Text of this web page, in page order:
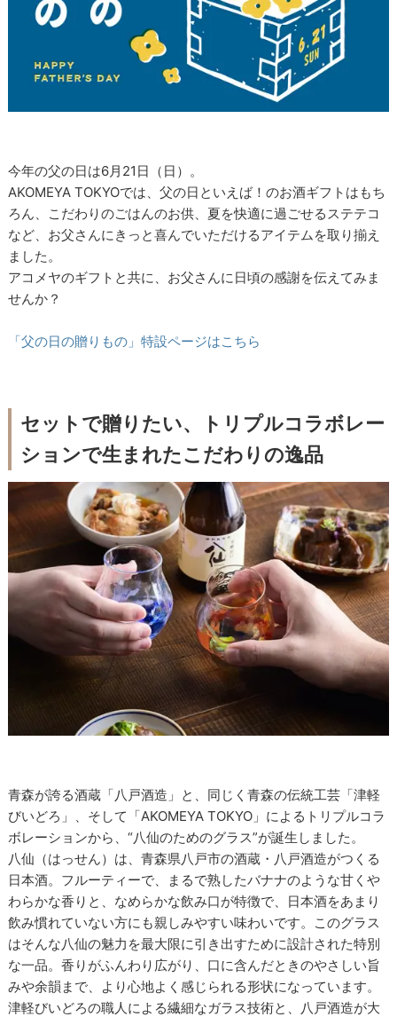
今年の父の日は6月21日（日）。
AKOMEYA TOKYOでは、父の日といえば！のお酒ギフトはもち
ろん、こだわりのごはんのお供、夏を快適に過ごせるステテコ
など、お父さんにきっと喜んでいただけるアイテムを取り揃え
ました。
アコメヤのギフトと共に、お父さんに日頃の感謝を伝えてみま
せんか？
「父の日の贈りもの」特設ページはこちら
セットで贈りたい、トリプルコラボレー
ションで生まれたこだわりの逸品
青森が誇る酒蔵「八戸酒造」と、同じく青森の伝統工芸「津軽
びいどろ」、そして「AKOMEYA TOKYO」によるトリプルコラ
ボレーションから、“八仙のためのグラス”が誕生しました。
八仙（はっせん）は、青森県八戸市の酒蔵・八戸酒造がつくる
日本酒。フルーティーで、まるで熟したバナナのような甘くや
わらかな香りと、なめらかな飲み口が特徴で、日本酒をあまり
飲み慣れていない方にも親しみやすい味わいです。このグラス
はそんな八仙の魅力を最大限に引き出すために設計された特別
な一品。香りがふんわり広がり、口に含んだときのやさしい旨
みや余韻まで、より心地よく感じられる形状になっています。
津軽びいどろの職人による繊細なガラス技術と、八戸酒造が大